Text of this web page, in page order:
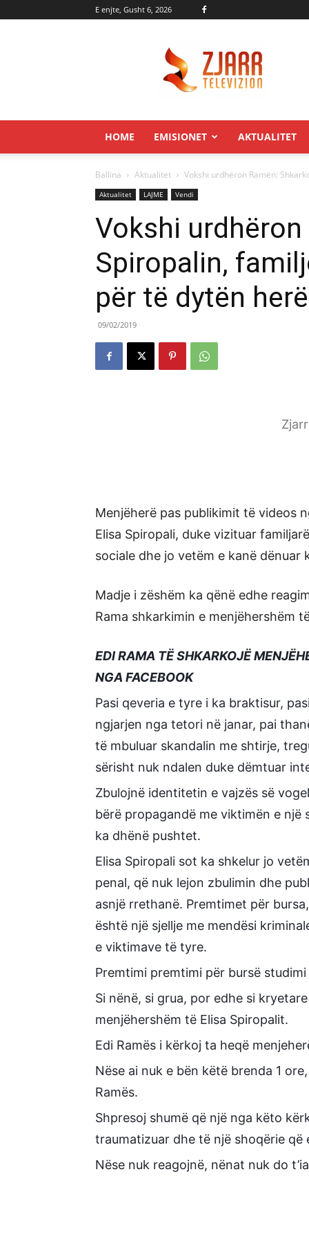
E enjte, Gusht 6, 2026
HOME EMISIONET AKTUALITET
Ballina Aktualitet Vokshi urdhëron Ramën:
Aktualitet LAJME Vendi
Vokshi
Spiropalin,
për të dytën herë
09/02/2019
Menjëherë pas publikimit të videos
Elisa Spiropali, duke vizituar
sociale dhe jo vetëm e kanë dënuar
Madje i zëshëm ka qënë edhe
Rama shkarkimin e menjëhershëm
EDI RAMA TË SHKARKOJË
NGA FACEBOOK
Pasi qeveria e tyre i ka braktisur,
ngjarjen nga tetori në janar, pai
të mbuluar skandalin me shtirje,
sërisht nuk ndalen duke dëmtuar
Zbulojnë identitetin e vajzës së
bërë propagandë me viktimën e një
ka dhënë pushtet.
Elisa Spiropali sot ka shkelur jo
penal, që nuk lejon zbulimin dhe
asnjë rrethanë. Premtimet për
është një sjellje me mendësi
e viktimave të tyre.
Premtimi premtimi për bursë
Si nënë, si grua, por edhe si
menjëhershëm të Elisa Spiropalit.
Edi Ramës i kërkoj ta heqë
Nëse ai nuk e bën këtë brenda 1
Ramës.
Shpresoj shumë që një nga këto
traumatizuar dhe të një shoqërie
Nëse nuk reagojnë, nënat nuk do